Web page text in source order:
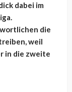
dabei im
die
weil
in die zweite